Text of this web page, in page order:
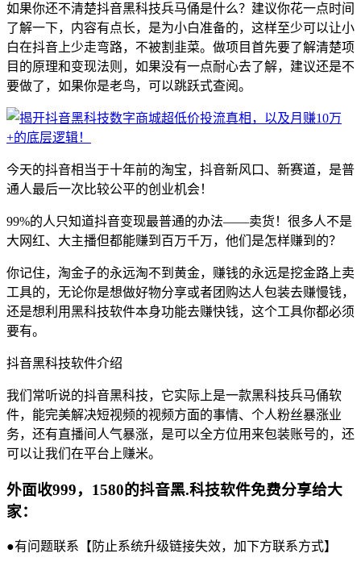
如果你还不清楚抖音黑科技兵马俑是什么？建议你花一点时间
了解一下，内容有点长，是为小白准备的，这样至少可以让小
白在抖音上少走弯路，不被割韭菜。做项目首先要了解清楚项
目的原理和变现法则，如果没有一点耐心去了解，建议还是不
要做了，如果你是老鸟，可以跳跃式查阅。
今天的抖音相当于十年前的淘宝，抖音新风口、新赛道，是普
通人最后一次比较公平的创业机会！
99%的人只知道抖音变现最普通的办法——卖货！很多人不是
大网红、大主播但都能赚到百万千万，他们是怎样赚到的？
你记住，淘金子的永远淘不到黄金，赚钱的永远是挖金路上卖
工具的，无论你是想做好物分享或者团购达人包装去赚慢钱，
还是想利用黑科技软件本身功能去赚快钱，这个工具你都必须
要有。
抖音黑科技软件介绍
我们常听说的抖音黑科技，它实际上是一款黑科技兵马俑软
件，能完美解决短视频的视频方面的事情、个人粉丝暴涨业
务，还有直播间人气暴涨，是可以全方位用来包装账号的，还
可以让我们在平台上赚米。
外面收999，1580的抖音黑.科技软件免费分享给大
家：
●有问题联系【防止系统升级链接失效，加下方联系方式】